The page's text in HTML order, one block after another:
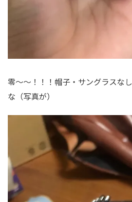
零～～！！！帽子・サングラスな
な（写真が）